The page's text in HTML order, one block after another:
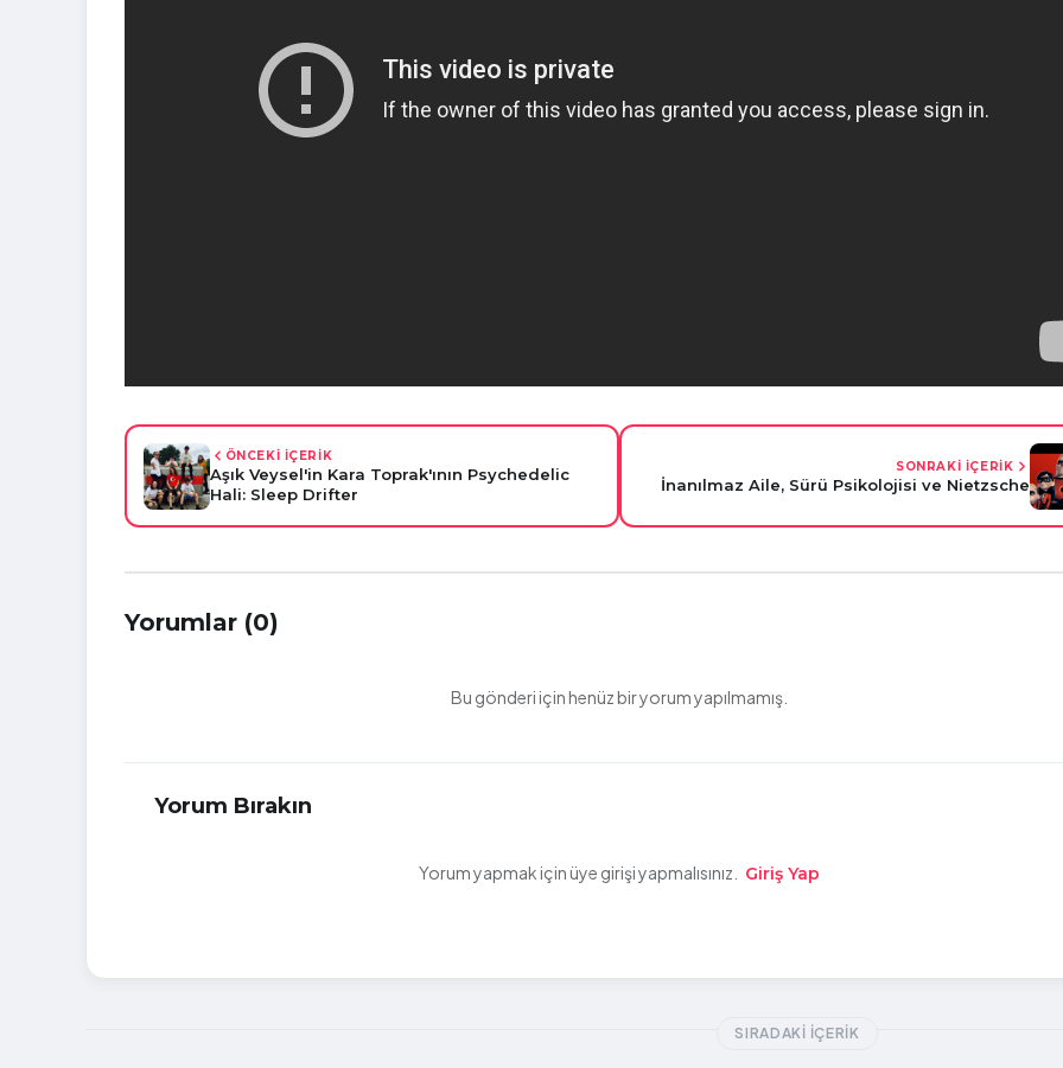
ÖNCEKİ İÇERİK
Aşık Veysel'in Kara Toprak'ının Psychedelic
Hali: Sleep Drifter
SONRAKİ İÇERİK
İnanılmaz Aile, Sürü Psikolojisi ve Nietzsche
Yorumlar (0)
Bu gönderi için henüz bir yorum yapılmamış.
Yorum Bırakın
Yorum yapmak için üye girişi yapmalısınız. Giriş Yap
SIRADAKI İÇERIK